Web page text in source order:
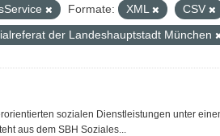
Formate: XML
CSV
der Landeshauptstadt München
sozialen Dienstleistungen unter
aus dem SBH Soziales...